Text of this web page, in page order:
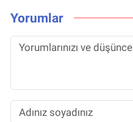
Yorumlar